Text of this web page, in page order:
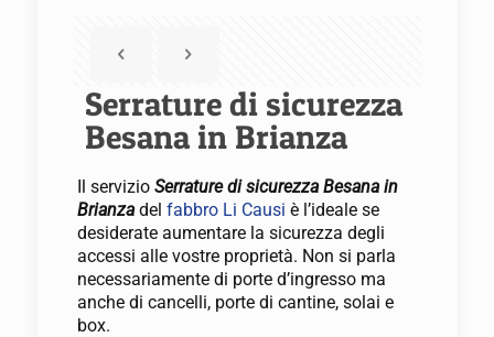
Serrature di sicurezza
Besana in Brianza
Il servizio Serrature di sicurezza Besana in
Brianzadel fabbro Li Causi è l’ideale se
desiderate aumentare la sicurezza degli
accessi alle vostre proprietà. Non si parla
necessariamente di porte d’ingresso ma
anche di cancelli, porte di cantine, solai e
box.